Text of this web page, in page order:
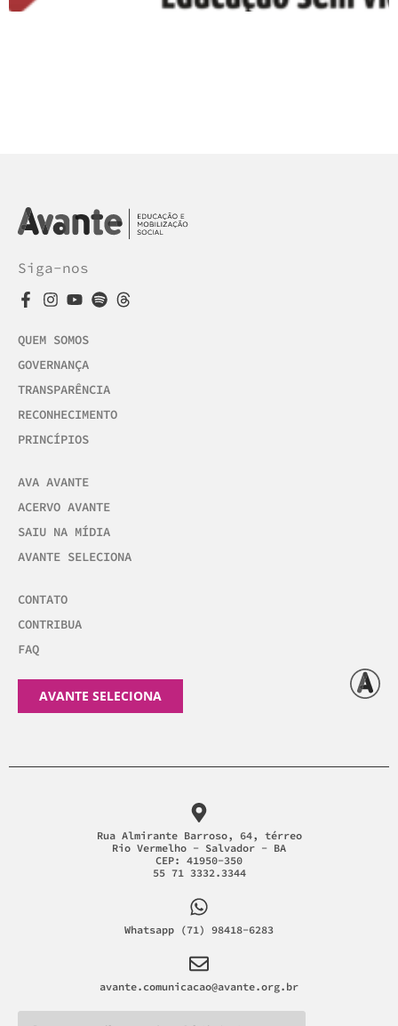
Siga-nos
QUEM SOMOS
GOVERNANÇA
TRANSPARÊNCIA
RECONHECIMENTO
PRINCÍPIOS
AVA AVANTE
ACERVO AVANTE
SAIU NA MÍDIA
AVANTE SELECIONA
CONTATO
CONTRIBUA
FAQ
AVANTE SELECIONA
Rua Almirante Barroso, 64, térreo
Rio Vermelho - Salvador - BA
CEP: 41950-350
55 71 3332.3344
Whatsapp (71) 98418-6283
avante.comunicacao@avante.org.br